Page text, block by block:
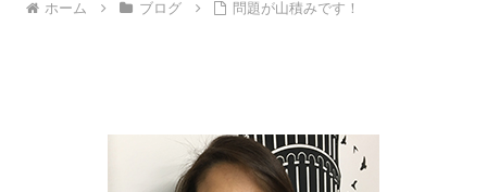
ホーム ブログ 問題が山積みです！